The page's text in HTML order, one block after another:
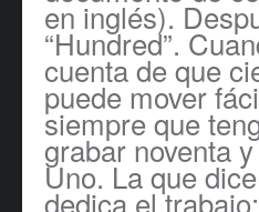
en inglés).
“Hundred”.
cuenta de que
puede mover
siempre que
grabar noventa
Uno. La que
dedica el